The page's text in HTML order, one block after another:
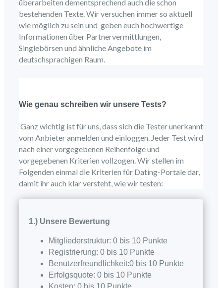
überarbeiten dementsprechend auch die schon
bestehenden Texte. Wir versuchen immer so aktuell
wie möglich zu sein und geben euch hochwertige
Informationen über Partnervermittlungen,
Singlebörsen und ähnliche Angebote im
deutschsprachigen Raum.
Wie genau schreiben wir unsere Tests?
Ganz wichtig ist für uns, dass sich die Tester unerkannt
vom Anbieter anmelden und einloggen. Jeder Test wird
nach einer vorgegebenen Reihenfolge und
vorgegebenen Kriterien vollzogen. Wir stellen im
Folgenden einmal die Kriterien für Dating-Portale dar,
damit ihr auch klar versteht, wie wir testen:
1.) Unsere Bewertung
Mitgliederstruktur: 0 bis 10 Punkte
Registrierung: 0 bis 10 Punkte
Benutzerfreundlichkeit:0 bis 10 Punkte
Erfolgsquote: 0 bis 10 Punkte
Kosten: 0 bis 10 Punkte